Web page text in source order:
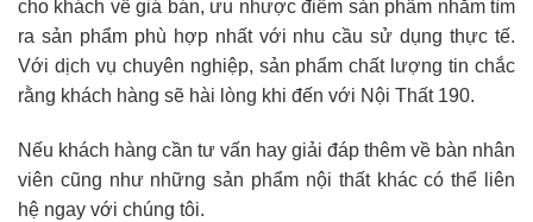
cho khách về giá bán, ưu nhược điểm sản phẩm nhằm tìm
ra sản phẩm phù hợp nhất với nhu cầu sử dụng thực tế.
Với dịch vụ chuyên nghiệp, sản phẩm chất lượng tin chắc
rằng khách hàng sẽ hài lòng khi đến với Nội Thất 190.
Nếu khách hàng cần tư vấn hay giải đáp thêm về bàn nhân
viên cũng như những sản phẩm nội thất khác có thể liên
hệ ngay với chúng tôi.